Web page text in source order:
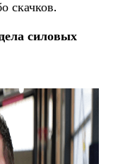
скачков.
силовых